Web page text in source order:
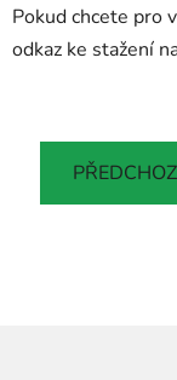
Pokud chcete pro
odkaz ke stažení